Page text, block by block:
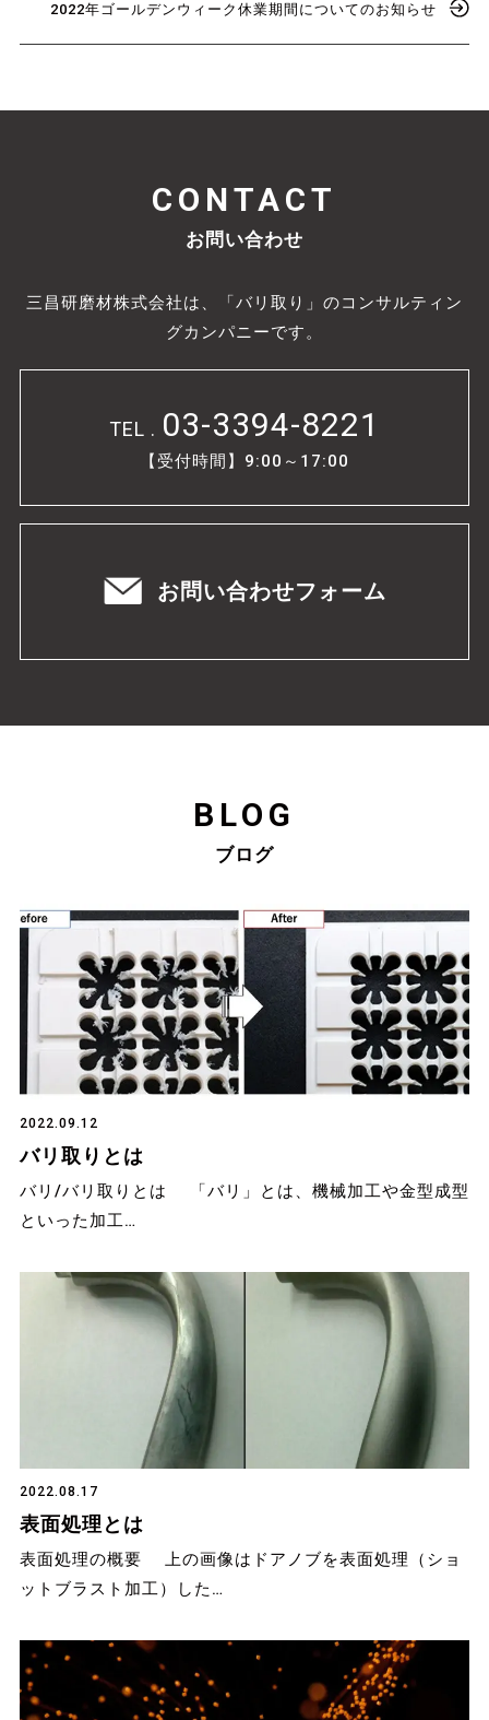
2022年ゴールデンウィーク休業期間についてのお知らせ
CONTACT
お問い合わせ
三昌研磨材株式会社は、「バリ取り」のコンサルティン
グカンパニーです。
TEL . 03-3394-8221
【受付時間】9:00～17:00
お問い合わせフォーム
BLOG
ブログ
2022.09.12
バリ取りとは
バリ/バリ取りとは 「バリ」とは、機械加工や金型成型
といった加工…
2022.08.17
表面処理とは
表面処理の概要 上の画像はドアノブを表面処理（ショ
ットブラスト加工）した…